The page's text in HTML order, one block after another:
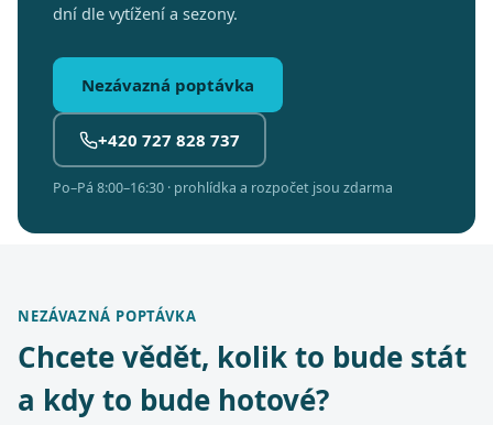
dní dle vytížení a sezony.
Nezávazná poptávka
+420 727 828 737
Po–Pá 8:00–16:30 · prohlídka a rozpočet jsou zdarma
NEZÁVAZNÁ POPTÁVKA
Chcete vědět, kolik to bude stát
a kdy to bude hotové?